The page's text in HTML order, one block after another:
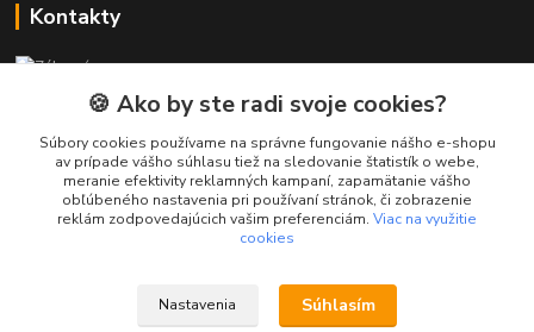
Kontakty
+421 911 010 560
Po-Pia, 13-17 hod.
info@presmartfon.sk
🍪 Ako by ste radi svoje cookies?
Súbory cookies používame na správne fungovanie nášho e-shopu
av prípade vášho súhlasu tiež na sledovanie štatistík o webe,
meranie efektivity reklamných kampaní, zapamätanie vášho
obľúbeného nastavenia pri používaní stránok, či zobrazenie
reklám zodpovedajúcich vašim preferenciám. Viac na využitie
cookies
Nastavenia Súhlasím